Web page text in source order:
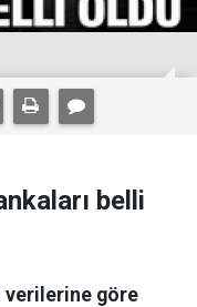
belli
verilerine göre